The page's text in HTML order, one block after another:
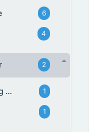
6
4
2
Bếp lẩu nướng đa năng Bear 1
1